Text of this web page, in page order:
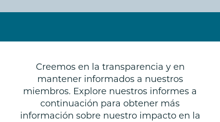
Creemos en la transparencia y en
mantener informados a nuestros
miembros. Explore nuestros informes a
continuación para obtener más
información sobre nuestro impacto en la